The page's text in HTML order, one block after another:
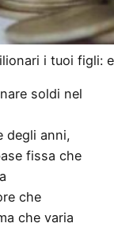
i tuoi figli:
soldi nel
degli anni,
fissa che
che
che varia